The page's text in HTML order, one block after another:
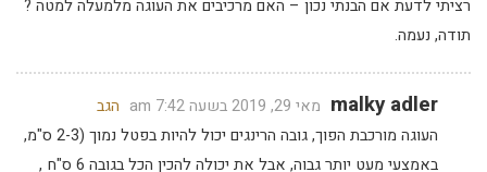
רציתי לדעת אם הבנתי נכון – האם מרכיבים את העוגה מלמעלה למטה ?
תודה, נעמה.
malky adler מאי 29, 2019 בשעה 7:42 am
הגב
העוגה מורכבת הפוך, גובה הרינגים יכול להיות בפטל נמוך (2-3 ס"מ,
באמצעי מעט יותר גבוה, אבל את יכולה להכין הכל בגובה 6 ס"ח ,